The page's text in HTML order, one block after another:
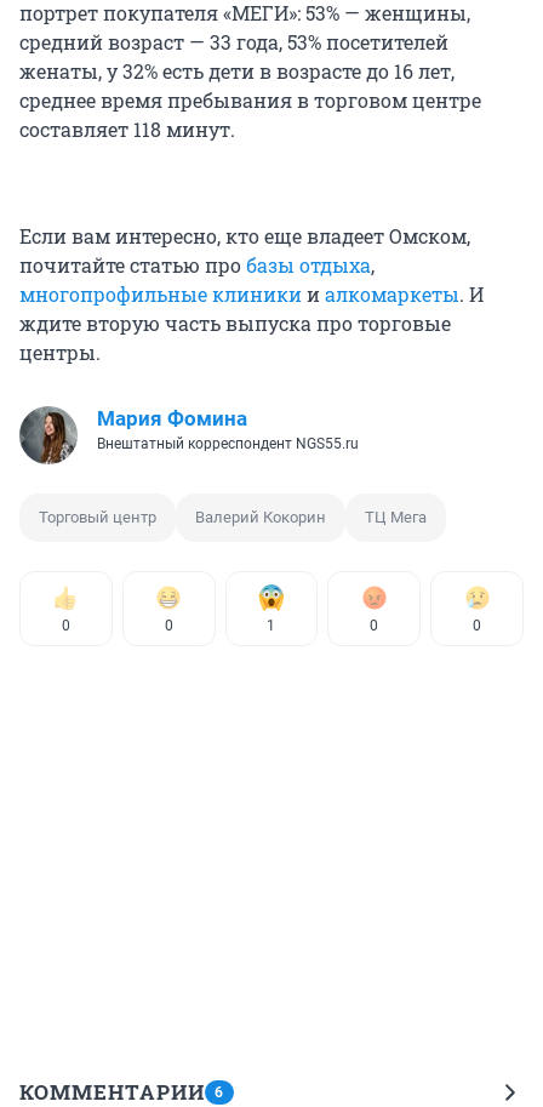
портрет покупателя «МЕГИ»: 53% — женщины,
средний возраст — 33 года, 53% посетителей
женаты, у 32% есть дети в возрасте до 16 лет,
среднее время пребывания в торговом центре
составляет 118 минут.
Если вам интересно, кто еще владеет Омском,
почитайте статью пробазы отдыха,
многопрофильные клиникииалкомаркеты. И
ждите вторую часть выпуска про торговые
центры.
Мария Фомина
Внештатный корреспондент NGS55.ru
Торговый центр Валерий Кокорин ТЦ Мега
0 0 1 0 0
КОММЕНТАРИИ 6